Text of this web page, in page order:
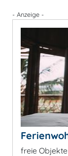
- Anzeige -
freie